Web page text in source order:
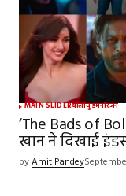
MAIN SLIDERबॉलीवुडमनोरंजन
‘The Bads of
खान ने दिखाई
byAmit Pandey